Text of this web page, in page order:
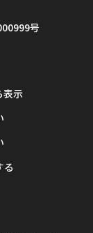
号
表示
る